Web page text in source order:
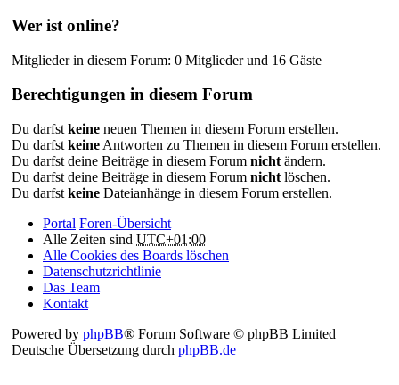
Wer ist online?
Mitglieder in diesem Forum: 0 Mitglieder und 16 Gäste
Berechtigungen in diesem Forum
Du darfst keine neuen Themen in diesem Forum erstellen.
Du darfst keine Antworten zu Themen in diesem Forum erstellen.
Du darfst deine Beiträge in diesem Forum nicht ändern.
Du darfst deine Beiträge in diesem Forum nicht löschen.
Du darfst keine Dateianhänge in diesem Forum erstellen.
Portal Foren-Übersicht
Alle Zeiten sind UTC+01:00
Alle Cookies des Boards löschen
Datenschutzrichtlinie
Das Team
Kontakt
Powered by phpBB® Forum Software © phpBB Limited
Deutsche Übersetzung durch phpBB.de